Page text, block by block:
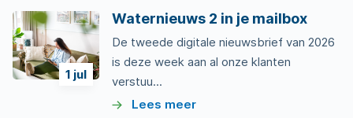
1 jul
Waternieuws 2 in je mailbox
De tweede digitale nieuwsbrief van 2026
is deze week aan al onze klanten
verstuu...
Lees meer